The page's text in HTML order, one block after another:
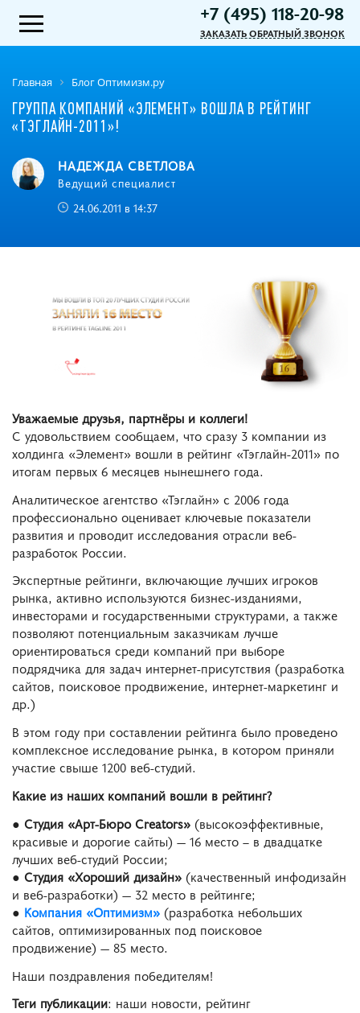
+7 (495) 118-20-98
ЗАКАЗАТЬ ОБРАТНЫЙ ЗВОНОК
Главная Блог Оптимизм.ру
ГРУППА КОМПАНИЙ «ЭЛЕМЕНТ» ВОШЛА В РЕЙТИНГ
«ТЭГЛАЙН-2011»!
НАДЕЖДА СВЕТЛОВА
Ведущий специалист
24.06.2011 в 14:37
Уважаемые друзья, партнёры и коллеги!
С удовольствием сообщаем, что сразу 3 компании из
холдинга «Элемент» вошли в рейтинг «Тэглайн-2011» по
итогам первых 6 месяцев нынешнего года.
Аналитическое агентство «Тэглайн» с 2006 года
профессионально оценивает ключевые показатели
развития и проводит исследования отрасли веб-
разработок России.
Экспертные рейтинги, включающие лучших игроков
рынка, активно используются бизнес-изданиями,
инвесторами и государственными структурами, а также
позволяют потенциальным заказчикам лучше
ориентироваться среди компаний при выборе
подрядчика для задач интернет-присутствия (разработка
сайтов, поисковое продвижение, интернет-маркетинг и
др.)
В этом году при составлении рейтинга было проведено
комплексное исследование рынка, в котором приняли
участие свыше 1200 веб-студий.
Какие из наших компаний вошли в рейтинг?
● Студия «Арт-Бюро Creators» (высокоэффективные,
красивые и дорогие сайты) — 16 место – в двадцатке
лучших веб-студий России;
● Студия «Хороший дизайн» (качественный инфодизайн
и веб-разработки) — 32 место в рейтинге;
● Компания «Оптимизм» (разработка небольших
сайтов, оптимизированных под поисковое
продвижение) — 85 место.
Наши поздравления победителям!
Теги публикации: наши новости, рейтинг